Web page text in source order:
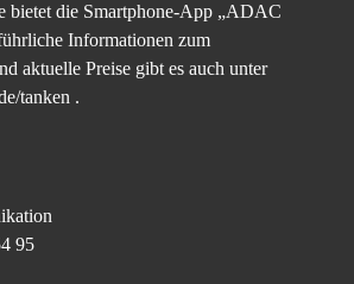
bietet die Smartphone-App „ADAC
Informationen zum
aktuelle Preise gibt es auch unter
tanken .
95